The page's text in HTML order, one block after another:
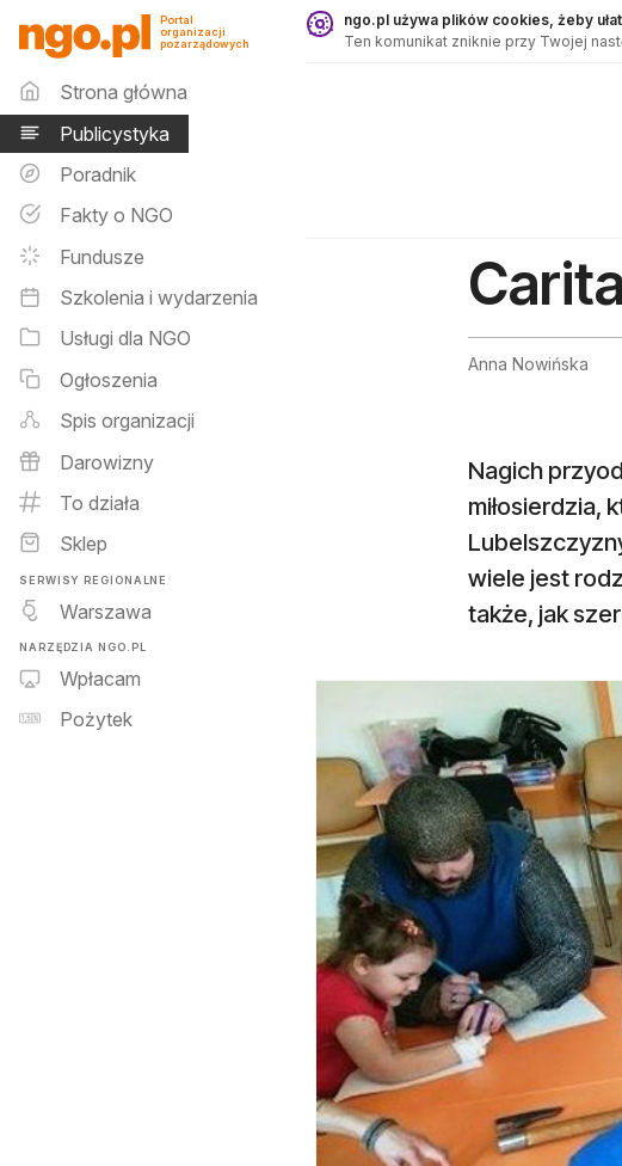
Publicystyka - ngo.pl
Portal
organizacji
pozarządowych
Menu główne
Strona główna
Publicystyka
Poradnik
Fakty o NGO
Fundusze
Szkolenia i wydarzenia
Usługi dla NGO
Ogłoszenia
Spis organizacji
Darowizny
To działa
Sklep
SERWISY REGIONALNE
Warszawa
NARZĘDZIA NGO.PL
Wpłacam
Pożytek
ngo.pl używa plików cookies, żeby
Ten komunikat zniknie przy Twojej
Anna Nowińska
Nagich
miłosierdzia,
wiele jest
także, jak